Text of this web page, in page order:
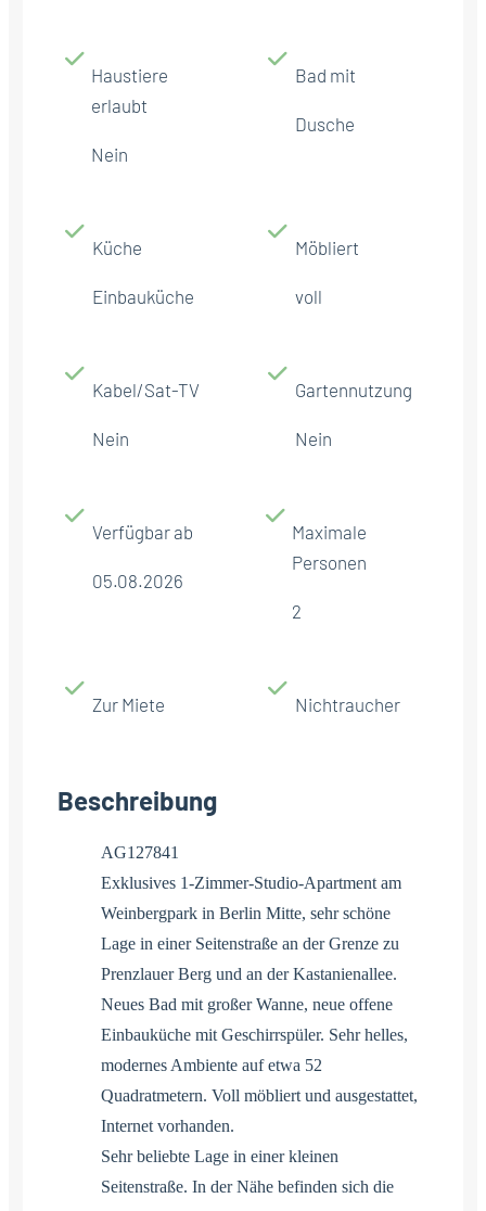
Haustiere
erlaubt
Nein
Bad mit
Dusche
Küche
Einbauküche
Möbliert
voll
Kabel/Sat-TV
Nein
Gartennutzung
Nein
Verfügbar ab
05.08.2026
Maximale
Personen
2
Zur Miete Nichtraucher
Beschreibung
AG127841
Exklusives 1-Zimmer-Studio-Apartment am
Weinbergpark in Berlin Mitte, sehr schöne
Lage in einer Seitenstraße an der Grenze zu
Prenzlauer Berg und an der Kastanienallee.
Neues Bad mit großer Wanne, neue offene
Einbauküche mit Geschirrspüler. Sehr helles,
modernes Ambiente auf etwa 52
Quadratmetern. Voll möbliert und ausgestattet,
Internet vorhanden.
Sehr beliebte Lage in einer kleinen
Seitenstraße. In der Nähe befinden sich die